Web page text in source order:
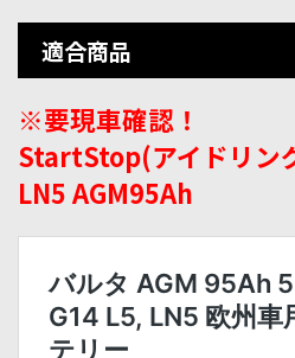
適合商品
※要現車確認！
StartStop(アイドリン
LN5 AGM95Ah